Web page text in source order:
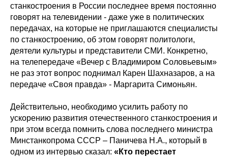
станкостроения в России последнее время постоянно
говорят на телевидении - даже уже в политических
передачах, на которые не приглашаются специалисты
по станкостроению, об этом говорят политологи,
деятели культуры и представители СМИ. Конкретно,
на телепередаче «Вечер с Владимиром Соловьевым»
не раз этот вопрос поднимал Карен Шахназаров, а на
передаче «Своя правда» - Маргарита Симоньян.
Действительно, необходимо усилить работу по
ускорению развития отечественного станкостроения и
при этом всегда помнить слова последнего министра
Минстанкопрома СССР – Паничева Н.А., который в
одном из интервью сказал: «Кто перестает